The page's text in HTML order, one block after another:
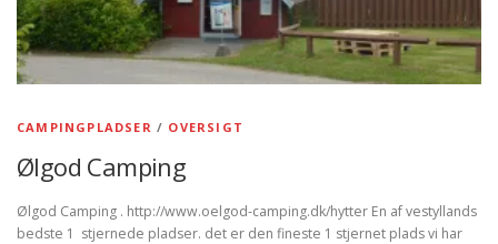
CAMPINGPLADSER / OVERSIGT
Ølgod Camping
Ølgod Camping . http://www.oelgod-camping.dk/hytter En af vestyllands
bedste 1 stjernede pladser. det er den fineste 1 stjernet plads vi har